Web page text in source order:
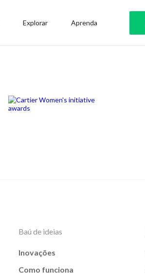
Explorar Aprenda
Baú de ideias
Inovações
Como funciona